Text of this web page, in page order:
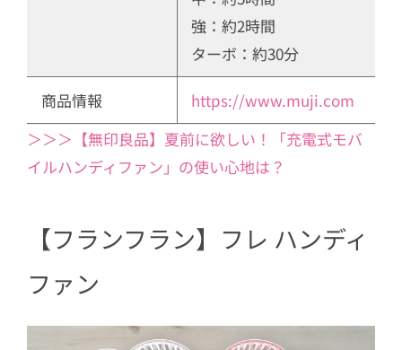
強：約2時間
ターボ：約30分
商品情報
https://www.muji.com
＞＞＞【無印良品】夏前に欲しい！「充電式モバ
イルハンディファン」の使い心地は？
【フランフラン】フレ ハンディ
ファン